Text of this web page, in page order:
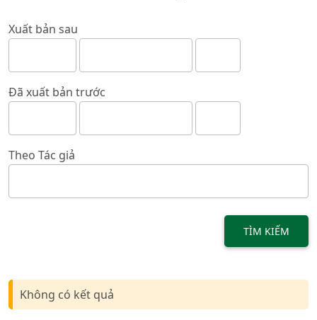
Xuất bản sau
Đã xuất bản trước
Theo Tác giả
TÌM KIẾM
Không có kết quả